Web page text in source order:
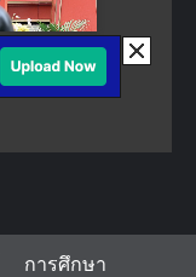
การศึกษา